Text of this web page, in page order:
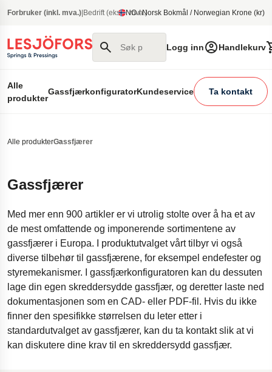
Forbruker (inkl. mva.) Bedrift (ekskl. mva.)NO / Norsk Bokmål / Norwegian Krone (kr)
Søk på nettstedet vårt
Logg inn Handlekurv
Alle
produkter
GassfjærkonfiguratorKundeservice Ta kontakt
Alle produkterGassfjærer
Gassfjærer
Med mer enn 900 artikler er vi utrolig stolte over å ha et av
de mest omfattende og imponerende sortimentene av
gassfjærer i Europa. I produktutvalget vårt tilbyr vi også
diverse tilbehør til gassfjærene, for eksempel endefester og
styremekanismer. I gassfjærkonfiguratoren kan du dessuten
lage din egen skreddersydde gassfjær, og deretter laste ned
dokumentasjonen som en CAD- eller PDF-fil. Hvis du ikke
finner den spesifikke størrelsen du leter etter i
standardutvalget av gassfjærer, kan du ta kontakt slik at vi
kan diskutere dine krav til en skreddersydd gassfjær.